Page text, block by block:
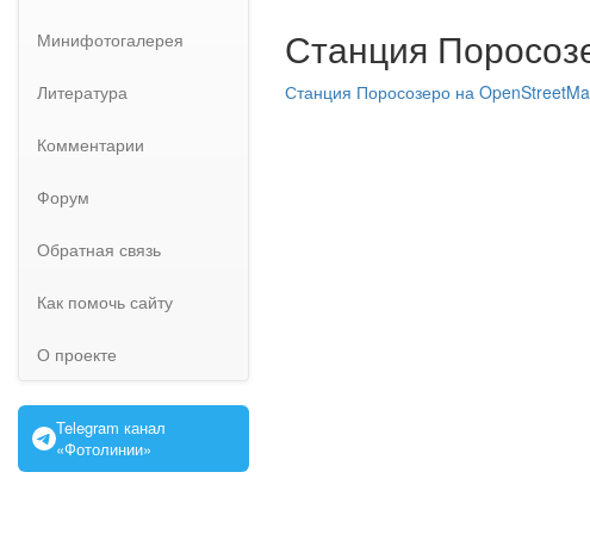
Минифотогалерея
Литература
Комментарии
Форум
Обратная связь
Как помочь сайту
О проекте
Telegram канал
«Фотолинии»
Станция
Станция Поросозеро на